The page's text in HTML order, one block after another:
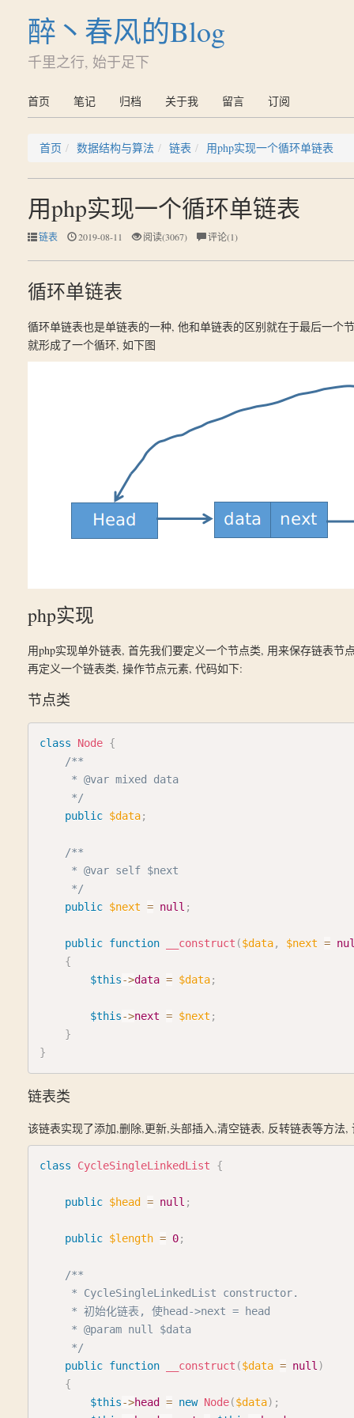
醉丶春风的Blog
千里之行, 始于足下
首页 笔记 归档 关于我 留言 订阅
首页 数据结构与算法 链表 用php实现一个循环单链表
用php实现一个循环单链表
链表 2019-08-11 阅读(3067) 评论(1)
循环单链表
循环单链表也是单链表的一种, 他和单链表的区别就在于最后一个
就形成了一个循环, 如下图
php实现
用php实现单外链表, 首先我们要定义一个节点类, 用来保存链表节
再定义一个链表类, 操作节点元素, 代码如下:
节点类
class Node {
/**
     * @var mixed data
     */
public $data;
/**
     * @var self $next
     */
public $next = null ;
public function __construct ($data, $next =
{
$this->data = $data;
$this->next = $next ;
}
}
链表类
该链表实现了添加,删除,更新,头部插入,清空链表, 反转链表等方法,
class CycleSingleLinkedList {
public $head = null ;
public $length = 0;
/**
     * CycleSingleLinkedList constructor.
     * 初始化链表, 使head->next = head
     * @param null $data
     */
public function __construct ($data = null )
{
$this->head = new Node($data) ;